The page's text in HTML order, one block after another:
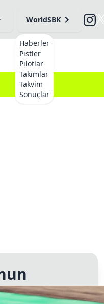
WorldSBK
Haberler
Pistler
Pilotlar
Takımlar
Takvim
Sonuçlar